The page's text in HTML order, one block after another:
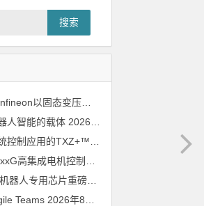
搜索
大联大诠鼎集团携手Infineon以固态变压器重构配电效率新标杆
人智能的载体 2026年8月6日
兆易创新GD32H77R机器人专用芯片重磅亮相，精准赋能伺服驱动与关节控制
Teams 2026年8月6日